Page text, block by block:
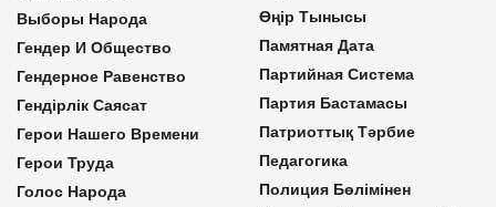
Выборы Народа
Гендер И Общество
Гендерное Равенство
Гендірлік Саясат
Герои Нашего Времени
Герои Труда
Голос Народа
Өңір Тынысы
Памятная Дата
Партийная Система
Партия Бастамасы
Патриоттық Тәрбие
Педагогика
Полиция Бөлімінен